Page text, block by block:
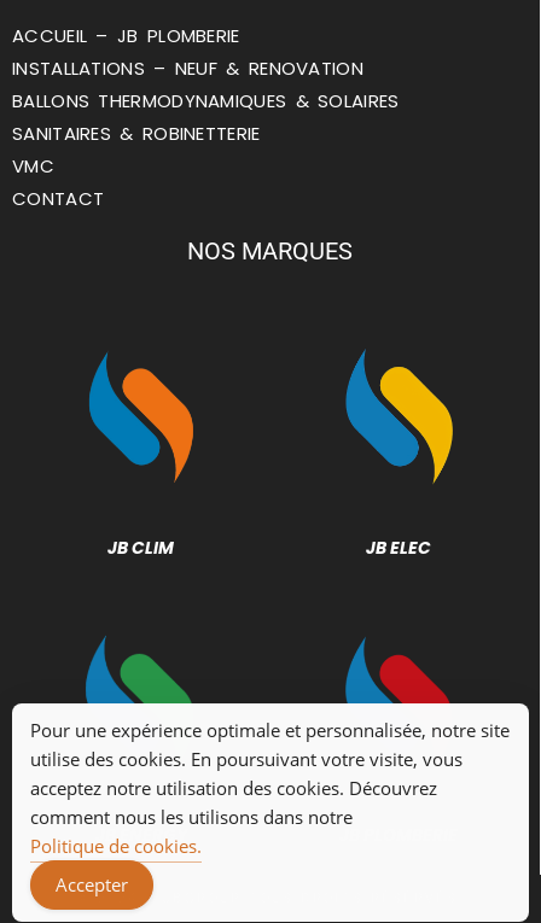
ACCUEIL – JB PLOMBERIE
INSTALLATIONS – NEUF & RENOVATION
BALLONS THERMODYNAMIQUES & SOLAIRES
SANITAIRES & ROBINETTERIE
VMC
CONTACT
NOS MARQUES
JB CLIM JB ELEC
JB ENERGY
© 2024 –
Pour une expérience optimale et personnalisée, notre site
utilise des cookies. En poursuivant votre visite, vous
acceptez notre utilisation des cookies. Découvrez
comment nous les utilisons dans notre
Politique de cookies.
Accepter